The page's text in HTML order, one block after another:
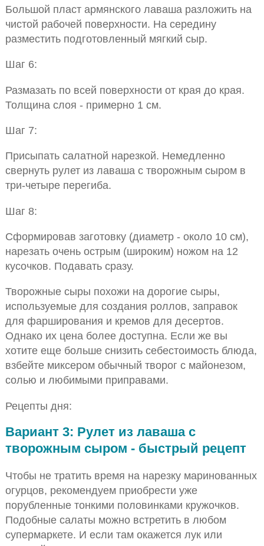
Большой пласт армянского лаваша разложить на
чистой рабочей поверхности. На середину
разместить подготовленный мягкий сыр.
Шаг 6:
Размазать по всей поверхности от края до края.
Толщина слоя - примерно 1 см.
Шаг 7:
Присыпать салатной нарезкой. Немедленно
свернуть рулет из лаваша с творожным сыром в
три-четыре перегиба.
Шаг 8:
Сформировав заготовку (диаметр - около 10 см),
нарезать очень острым (широким) ножом на 12
кусочков. Подавать сразу.
Творожные сыры похожи на дорогие сыры,
используемые для создания роллов, заправок
для фарширования и кремов для десертов.
Однако их цена более доступна. Если же вы
хотите еще больше снизить себестоимость блюда,
взбейте миксером обычный творог с майонезом,
солью и любимыми приправами.
Рецепты дня:
Вариант 3: Рулет из лаваша с
творожным сыром - быстрый рецепт
Чтобы не тратить время на нарезку маринованных
огурцов, рекомендуем приобрести уже
порубленные тонкими половинками кружочков.
Подобные салаты можно встретить в любом
супермаркете. И если там окажется лук или